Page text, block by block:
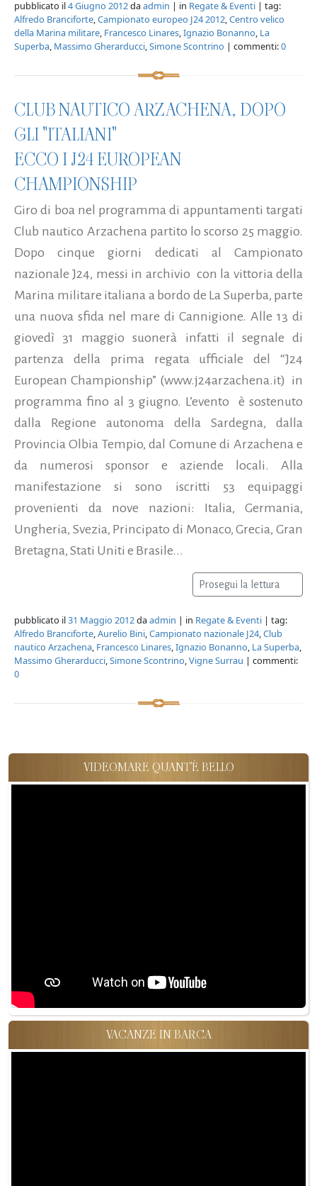
pubblicato il4 Giugno 2012daadmin | in Regate & Eventi | tag:
Alfredo Branciforte,Campionato europeo J24 2012,Centro velico
della Marina militare, Francesco Linares,Ignazio Bonanno, La
Superba, Massimo Gherarducci,Simone Scontrino | commenti:0
CLUB NAUTICO ARZACHENA, DOPO
GLI "ITALIANI"
ECCO I J24 EUROPEAN
CHAMPIONSHIP
Giro di boa nel programma di appuntamenti targati
Club nautico Arzachena partito lo scorso 25 maggio.
Dopo cinque giorni dedicati al Campionato
nazionale J24, messi in archivio con la vittoria della
Marina militare italiana a bordo de La Superba, parte
una nuova sfida nel mare di Cannigione. Alle 13 di
giovedì 31 maggio suonerà infatti il segnale di
partenza della prima regata ufficiale del “J24
European Championship” (www.j24arzachena.it) in
programma fino al 3 giugno. L’evento è sostenuto
dalla Regione autonoma della Sardegna, dalla
Provincia Olbia Tempio, dal Comune di Arzachena e
da numerosi sponsor e aziende locali. Alla
manifestazione si sono iscritti 53 equipaggi
provenienti da nove nazioni: Italia, Germania,
Ungheria, Svezia, Principato di Monaco, Grecia, Gran
Bretagna, Stati Uniti e Brasile...
Prosegui la lettura
pubblicato il31 Maggio 2012daadmin | in Regate & Eventi | tag:
Alfredo Branciforte,Aurelio Bini,Campionato nazionale J24,Club
nautico Arzachena, Francesco Linares,Ignazio Bonanno, La Superba,
Massimo Gherarducci,Simone Scontrino,Vigne Surrau | commenti:
0
VIDEOMARE QUANT'È BELLO
VACANZE IN BARCA